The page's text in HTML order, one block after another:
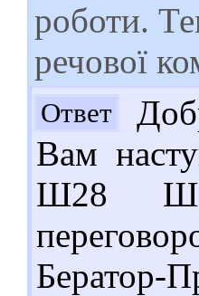
роботи.
речової
Ответ
Вам
Ш28
Бератор-